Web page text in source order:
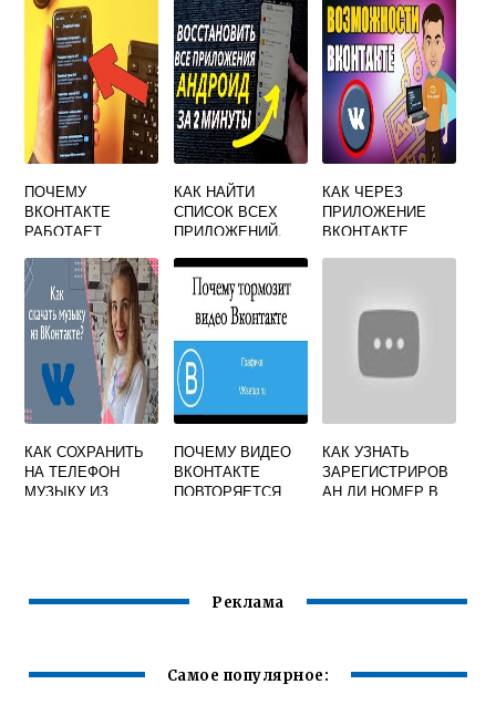
ЗАКРЫТ
ПОЧЕМУ
ВКОНТАКТЕ
РАБОТАЕТ
КАК НАЙТИ
СПИСОК ВСЕХ
ПРИЛОЖЕНИЙ,
ИЗ GOOGLE PLAY
КАК ЧЕРЕЗ
ПРИЛОЖЕНИЕ
ВКОНТАКТЕ
КАК СОХРАНИТЬ
НА ТЕЛЕФОН
МУЗЫКУ ИЗ
ПОЧЕМУ ВИДЕО
ВКОНТАКТЕ
ПОВТОРЯЕТСЯ
КАК УЗНАТЬ
ЗАРЕГИСТРИРОВ
АН ЛИ НОМЕР В
Реклама
Самое популярное: